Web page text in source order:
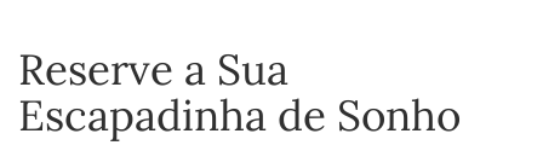
Reserve a Sua
Escapadinha de Sonho